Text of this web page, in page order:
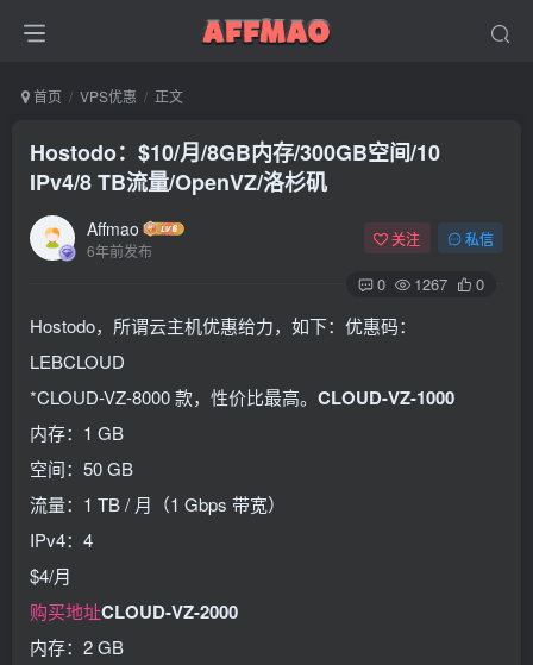
首页 VPS优惠 正文
Hostodo：$10/月/8GB内存/300GB空间/10
IPv4/8 TB流量/OpenVZ/洛杉矶
Affmao
6年前发布
关注 私信
0 1267 0
Hostodo，所谓云主机优惠给力，如下：优惠码：
LEBCLOUD
*CLOUD-VZ-8000 款，性价比最高。 CLOUD-VZ-1000
内存：1 GB
空间：50 GB
流量：1 TB / 月（1 Gbps 带宽）
IPv4：4
$4/月
购买地址CLOUD-VZ-2000
内存：2 GB